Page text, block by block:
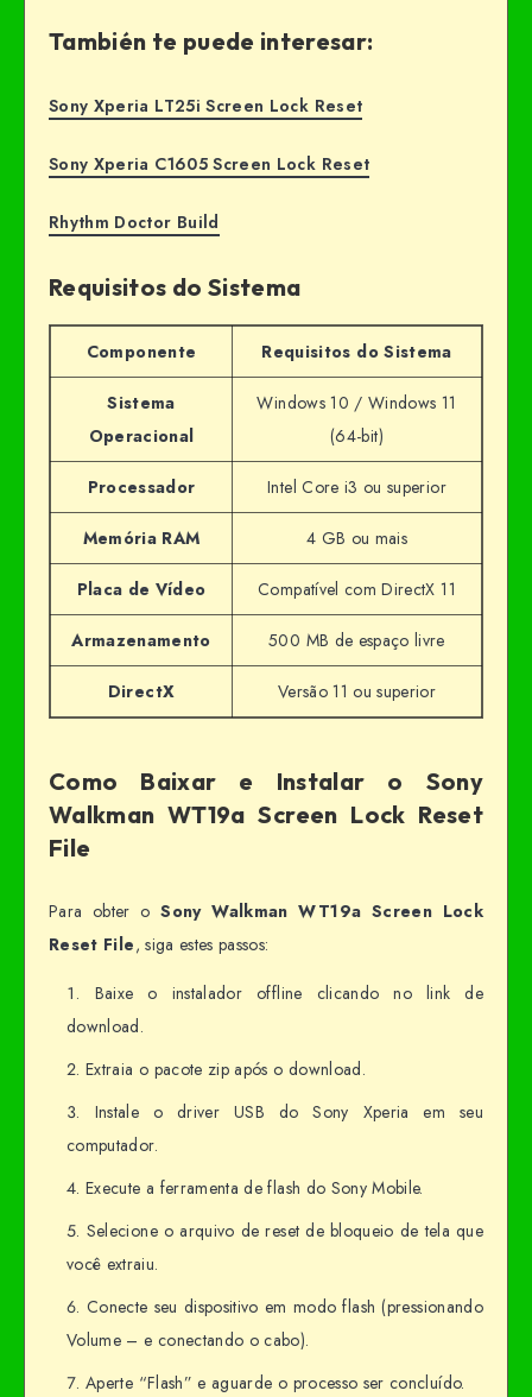
También te puede interesar:
Sony Xperia LT25i Screen Lock Reset
Sony Xperia C1605 Screen Lock Reset
Rhythm Doctor Build
Requisitos do Sistema
Componente Requisitos do Sistema
Sistema
Operacional
Windows 10 / Windows 11
(64-bit)
Processador Intel Core i3 ou superior
Memória RAM 4 GB ou mais
Placa de Vídeo Compatível com DirectX 11
Armazenamento 500 MB de espaço livre
DirectX Versão 11 ou superior
Como Baixar e Instalar o Sony
Walkman WT19a Screen Lock Reset
File
Para obter oSony Walkman WT19a Screen Lock
Reset File, siga estes passos:
Baixe o instalador offline clicando no link de
download.
Extraia o pacote zip após o download.
Instale o driver USB do Sony Xperia em seu
computador.
Execute a ferramenta de flash do Sony Mobile.
Selecione o arquivo de reset de bloqueio de tela que
você extraiu.
Conecte seu dispositivo em modo flash (pressionando
Volume – e conectando o cabo).
Aperte “Flash” e aguarde o processo ser concluído.